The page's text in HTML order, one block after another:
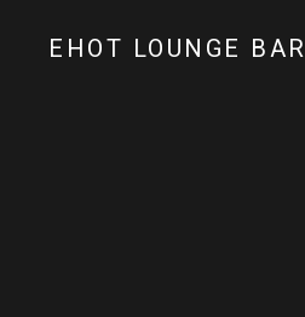
ЕНОТ LOUNGE BAR